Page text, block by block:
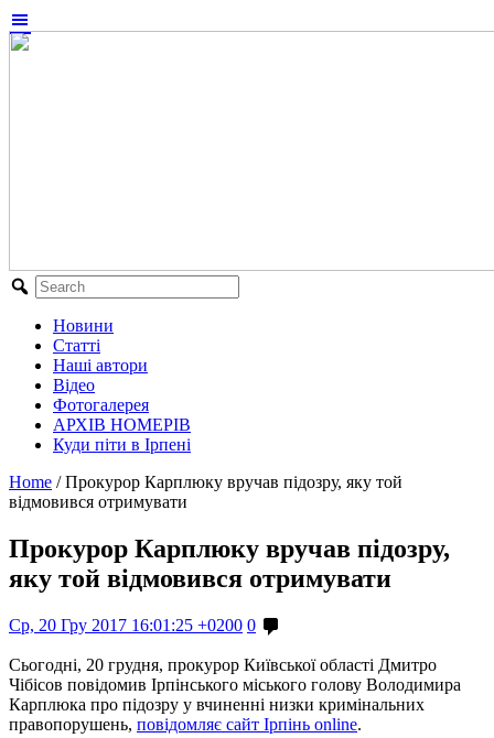
Новини
Статті
Наші автори
Відео
Фотогалерея
АРХІВ НОМЕРІВ
Куди піти в Ірпені
Home / Прокурор Карплюку вручав підозру, яку той
відмовився отримувати
Прокурор Карплюку вручав підозру,
яку той відмовився отримувати
Ср, 20 Гру 2017 16:01:25 +0200 0
Сьогодні, 20 грудня, прокурор Київської області Дмитро
Чібісов повідомив Ірпінського міського голову Володимира
Карплюка про підозру у вчиненні низки кримінальних
правопорушень, повідомляє сайт Ірпінь online.